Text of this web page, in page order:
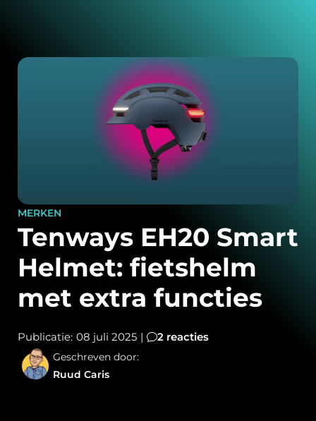
MERKEN
Tenways EH20 Smart
Helmet: fietshelm
met extra functies
Publicatie: 08 juli 2025 | 2 reacties
Geschreven door:
Ruud Caris